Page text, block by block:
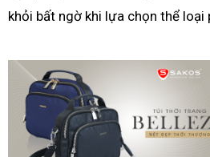
khỏi bất ngờ khi lựa chọn thể loại